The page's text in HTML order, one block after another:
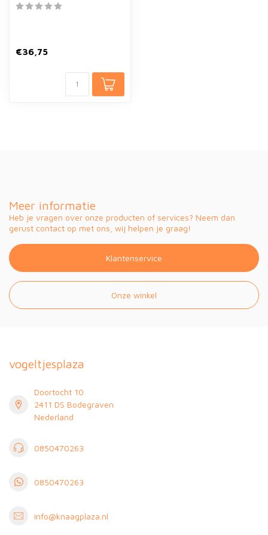
€36,75
Meer informatie
Heb je vragen over onze producten of services? Neem dan
gerust contact op met ons, wij helpen je graag!
Klantenservice
Onze winkel
vogeltjesplaza
Doortocht 10
2411 DS Bodegraven
Nederland
0850470263
0850470263
info@knaagplaza.nl